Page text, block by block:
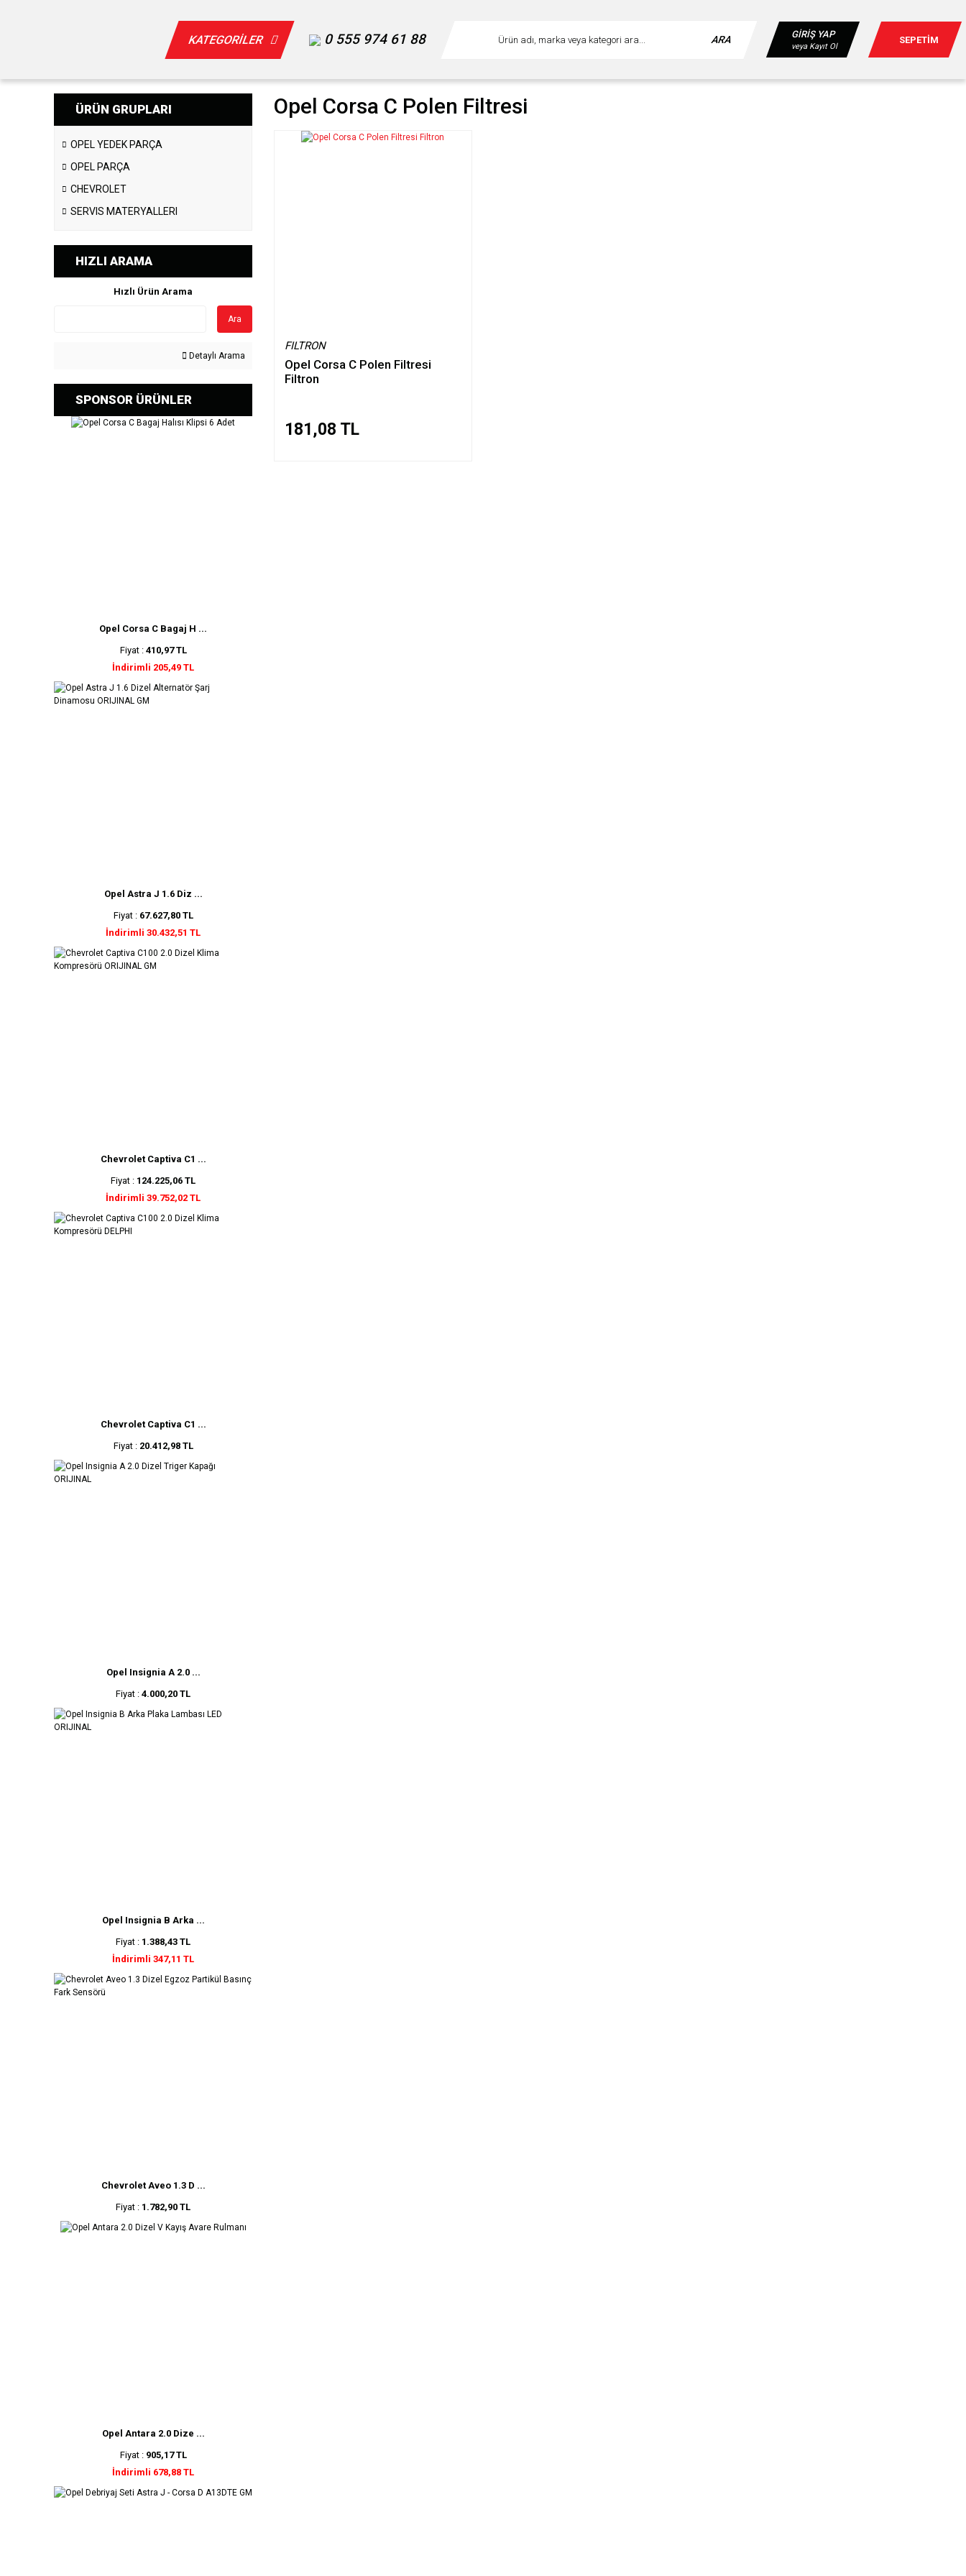
KATEGORİLER 0 555 974 61 88 ARA GİRİŞ YAP
veya Kayıt Ol
SEPETİM
ÜRÜN GRUPLARI
OPEL YEDEK PARÇA
OPEL PARÇA
CHEVROLET
SERVIS MATERYALLERI
HIZLI ARAMA
Hızlı Ürün Arama
Ara
Detaylı Arama
SPONSOR ÜRÜNLER
Opel Corsa C Bagaj H ...
Fiyat : 410,97 TL
İndirimli 205,49 TL
Opel Astra J 1.6 Diz ...
Fiyat : 67.627,80 TL
İndirimli 30.432,51 TL
Chevrolet Captiva C1 ...
Fiyat : 124.225,06 TL
İndirimli 39.752,02 TL
Chevrolet Captiva C1 ...
Fiyat : 20.412,98 TL
Opel Insignia A 2.0 ...
Fiyat : 4.000,20 TL
Opel Insignia B Arka ...
Fiyat : 1.388,43 TL
İndirimli 347,11 TL
Chevrolet Aveo 1.3 D ...
Fiyat : 1.782,90 TL
Opel Antara 2.0 Dize ...
Fiyat : 905,17 TL
İndirimli 678,88 TL
Opel Corsa C Polen Filtresi
FILTRON
Opel Corsa C Polen Filtresi
Filtron
181,08 TL